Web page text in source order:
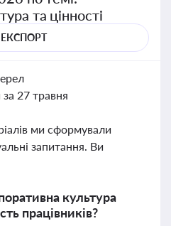
та цінності
ЕКСПОРТ
за 27 травня
ми сформували
запитання. Ви
культура
працівників?